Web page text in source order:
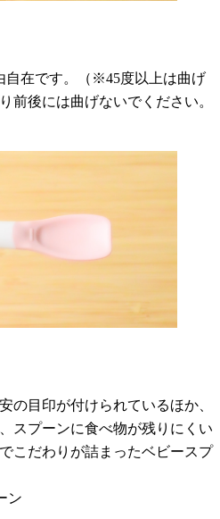
自在です。（※45度以上は曲げ
前後には曲げないでください。
の目印が付けられているほか、
スプーンに食べ物が残りにくい
こだわりが詰まったベビースプ
ン